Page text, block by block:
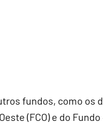
fundos, como os
(FCO) e do